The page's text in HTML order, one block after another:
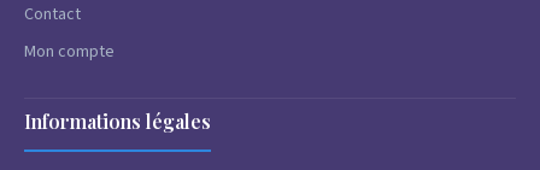
Contact
Mon compte
Informations légales